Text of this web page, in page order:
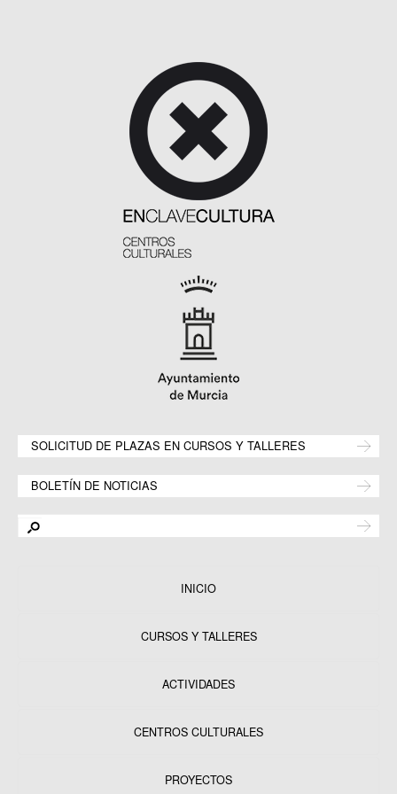
SOLICITUD DE PLAZAS EN CURSOS Y TALLERES
BOLETÍN DE NOTICIAS
INICIO
CURSOS Y TALLERES
ACTIVIDADES
CENTROS CULTURALES
PROYECTOS